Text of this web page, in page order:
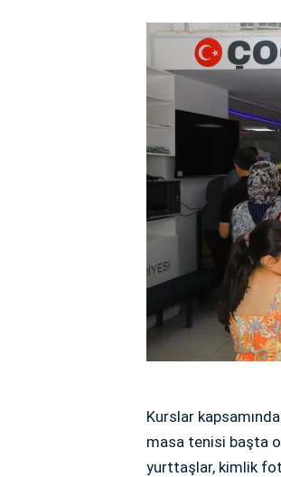
Kurslar
masa tenisi başta
yurttaşlar, kimlik